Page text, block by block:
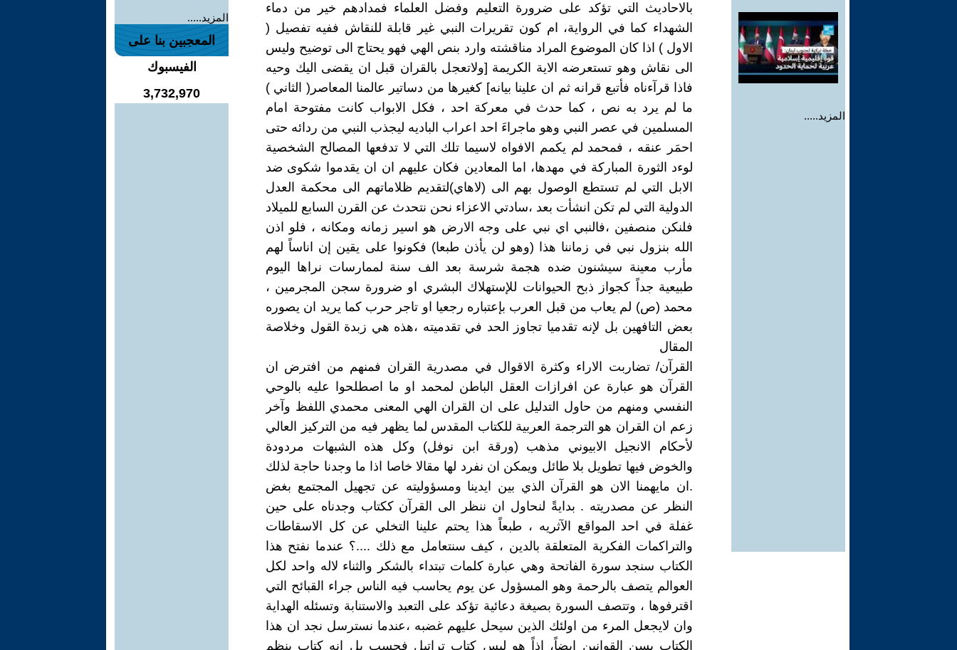
المزيد.....
بالاحاديث التي تؤكد على ضرورة التعليم وفضل العلماء فمدادهم خير من دماء
الشهداء كما في الرواية، ام كون تقريرات النبي غير قابلة للنقاش ففيه تفصيل (
الاول ) اذا كان الموضوع المراد مناقشته وارد بنص الهي فهو يحتاج الى توضيح وليس
الى نقاش وهو تستعرضه الاية الكريمة [ولاتعجل بالقران قبل ان يقضى اليك وحيه
فاذا قرآءناه فأتبع قرانه ثم ان علينا بيانه] كغيرها من دساتير عالمنا المعاصر( الثاني )
ما لم يرد به نص ، كما حدث في معركة احد ، فكل الابواب كانت مفتوحة امام
المسلمين في عصر النبي وهو ماجراءَ احد اعراب الباديه ليجذب النبي من ردائه حتى
احمَر عنقه ، فمحمد لم يكمم الافواه لاسيما تلك التي لا تدفعها المصالح الشخصية
لوءد الثورة المباركة في مهدها، اما المعادين فكان عليهم ان ان يقدموا شكوى ضد
الابل التي لم تستطع الوصول بهم الى (لاهاي)لتقديم ظلاماتهم الى محكمة العدل
الدولية التي لم تكن انشأت بعد ،سادتي الاعزاء نحن نتحدث عن القرن السابع للميلاد
فلنكن منصفين ،فالنبي اي نبي على وجه الارض هو اسير زمانه ومكانه ، فلو اذن
الله بنزول نبي في زماننا هذا (وهو لن يأذن طبعا) فكونوا على يقين إن اناساً لهم
مأرب معينة سيشنون ضده هجمة شرسة بعد الف سنة لممارسات نراها اليوم
طبيعية جداً كجواز ذبح الحيوانات للإستهلاك البشري او ضرورة سجن المجرمين ،
محمد (ص) لم يعاب من قبل العرب بإعتباره رجعيا او تاجر حرب كما يريد ان يصوره
بعض التافهين بل لإنه تقدميا تجاوز الحد في تقدميته ،هذه هي زبدة القول وخلاصة
المقال
القرآن/ تضاربت الاراء وكثرة الاقوال في مصدرية القران فمنهم من افترض ان
القرآن هو عبارة عن افرازات العقل الباطن لمحمد او ما اصطلحوا عليه بالوحي
النفسي ومنهم من حاول التدليل على ان القران الهي المعنى محمدي اللفظ وآخر
زعم ان القران هو الترجمة العربية للكتاب المقدس لما يظهر فيه من التركيز العالي
لأحكام الانجيل الابيوني مذهب (ورقة ابن نوفل) وكل هذه الشبهات مردودة
والخوض فيها تطويل بلا طائل ويمكن ان نفرد لها مقالا خاصا اذا ما وجدنا حاجة لذلك
.ان مايهمنا الان هو القرآن الذي بين ايدينا ومسؤوليته عن تجهيل المجتمع بغض
النظر عن مصدريته . بدايةً لنحاول ان ننظر الى القرآن ككتاب وجدناه على حين
غفلة في احد المواقع الآثريه ، طبعاً هذا يحتم علينا التخلي عن كل الاسقاطات
والتراكمات الفكرية المتعلقة بالدين ، كيف سنتعامل مع ذلك ....؟ عندما نفتح هذا
الكتاب سنجد سورة الفاتحة وهي عبارة كلمات تبتداء بالشكر والثناء لاله واحد لكل
العوالم يتصف بالرحمة وهو المسؤول عن يوم يحاسب فيه الناس جراء القبائح التي
اقترفوها ، وتتصف السورة بصيغة دعائية تؤكد على التعبد والاستنابة وتسئله الهداية
وان لايجعل المرء من اولئك الذين سيحل عليهم غضبه ،عندما نسترسل نجد ان هذا
الكتاب يسن القوانين ايضاً، اذاً هو ليس كتاب تراتيل فحسب بل انه كتاب ينظم
المزيد.....
المعجبين بنا على
الفيسبوك
3,732,970